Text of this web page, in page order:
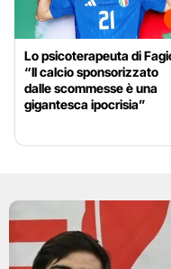
Lo psicoterapeuta di
“Il calcio sponsorizzato
dalle scommesse è una
gigantesca ipocrisia”